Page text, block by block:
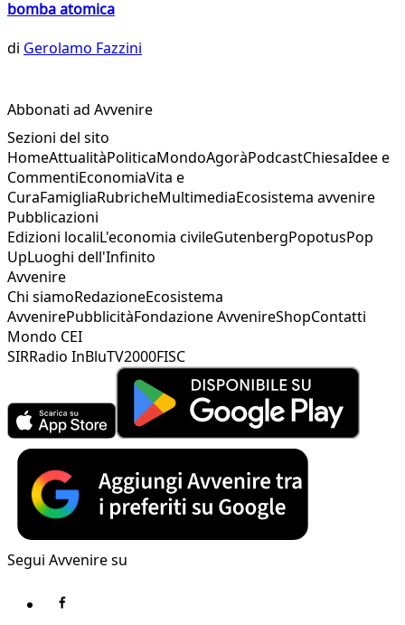
bomba atomica
di Gerolamo Fazzini
Abbonati ad Avvenire
Sezioni del sito
HomeAttualitàPoliticaMondoAgoràPodcastChiesaIdee e
CommentiEconomiaVita e
CuraFamigliaRubricheMultimediaEcosistema avvenire
Pubblicazioni
Edizioni localiL'economia civileGutenbergPopotusPop
UpLuoghi dell'Infinito
Avvenire
Chi siamoRedazioneEcosistema
AvvenirePubblicitàFondazione AvvenireShopContatti
Mondo CEI
SIRRadio InBluTV2000FISC
Segui Avvenire su